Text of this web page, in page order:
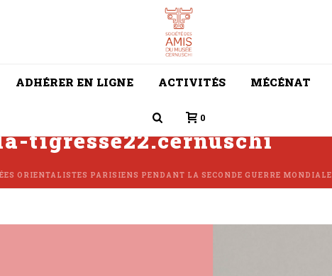
ADHÉRER EN LIGNE ACTIVITÉS MÉCÉNAT
0
tigresse22.cernuschi
ORIENTALISTES PARISIENS PENDANT LA SECONDE GUERRE MONDIALE